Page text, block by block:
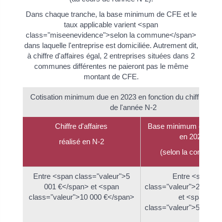
Dans chaque tranche, la base minimum de CFE et le
taux applicable varient <span
class="miseenevidence">selon la commune</span>
dans laquelle l'entreprise est domiciliée. Autrement dit,
à chiffre d'affaires égal, 2 entreprises situées dans 2
communes différentes ne paieront pas le même
montant de CFE.
Cotisation minimum due en 2023 en fonction du chiffre
de l'année N-2
Chiffre d'affaires
réalisé en N-2
Base minimum de
en 2023
(selon la
Entre <span class="valeur">5
001 €</span> et <span
class="valeur">10 000 €</span>
Entre <span
class="valeur">237 €</
et <span
class="valeur">565 €</